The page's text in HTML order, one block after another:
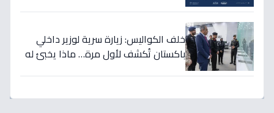
خلف الكواليس: زيارة سرية لوزير داخلي
باكستان تُكشف لأول مرة… ماذا يخبئ له